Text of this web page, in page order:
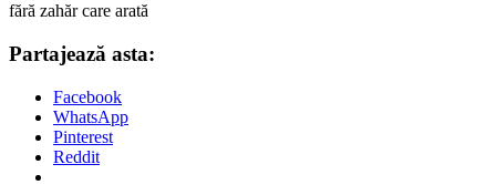
fără zahăr care arată
Partajează asta:
Facebook
WhatsApp
Pinterest
Reddit